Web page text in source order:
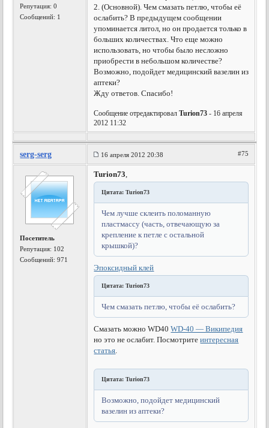
Репутация:0
Сообщений: 1
2. (Основной). Чем смазать петлю, чтобы её
ослабить? В предыдущем сообщении
упоминается литол, но он продается только в
больших количествах. Что еще можно
использовать, но чтобы было несложно
приобрести в небольшом количестве?
Возможно, подойдет медицинский вазелин из
аптеки?
Жду ответов. Спасибо!
Сообщение отредактировалTurion73 - 16 апреля
2012 11:32
serg-serg 16 апреля 2012 20:38 #75
Посетитель
Репутация: 102
Сообщений: 971
Turion73,
Цитата: Turion73
Чем лучше склеить поломанную
пластмассу (часть, отвечающую за
крепление к петле с остальной
крышкой)?
Эпоксидный клей
Цитата: Turion73
Чем смазать петлю, чтобы её ослабить?
Смазать можно WD40WD-40 — Википедия
но это не ослабит. Посмотритеинтересная
статья.
Цитата: Turion73
Возможно, подойдет медицинский
вазелин из аптеки?